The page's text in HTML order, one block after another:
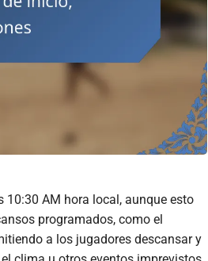
10:30 AM hora local, aunque esto
programados, como el
a los jugadores descansar y